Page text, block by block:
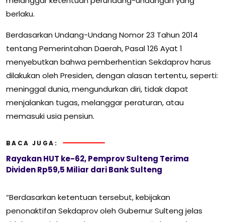
berlaku.
Berdasarkan Undang-Undang Nomor 23 Tahun 2014
tentang Pemerintahan Daerah, Pasal 126 Ayat 1
menyebutkan bahwa pemberhentian Sekdaprov harus
dilakukan oleh Presiden, dengan alasan tertentu, seperti:
meninggal dunia, mengundurkan diri, tidak dapat
menjalankan tugas, melanggar peraturan, atau
memasuki usia pensiun.
BACA JUGA:
Rayakan HUT ke-62, Pemprov Sulteng Terima
Dividen Rp59,5 Miliar dari Bank Sulteng
“Berdasarkan ketentuan tersebut, kebijakan
penonaktifan Sekdaprov oleh Gubernur Sulteng jelas